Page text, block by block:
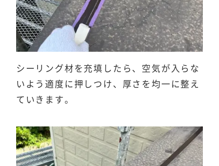
シーリング材を充填したら、空気が入らな
いよう適度に押しつけ、厚さを均一に整え
ていきます。